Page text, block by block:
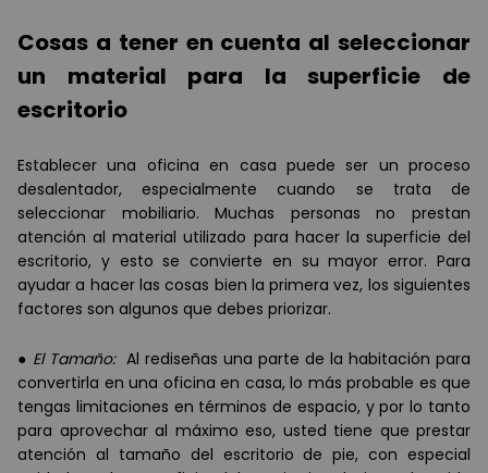
Cosas a tener en cuenta al seleccionar
un material para la superficie de
escritorio
Establecer una oficina en casa puede ser un proceso
desalentador, especialmente cuando se trata de
seleccionar mobiliario. Muchas personas no prestan
atención al material utilizado para hacer la superficie del
escritorio, y esto se convierte en su mayor error. Para
ayudar a hacer las cosas bien la primera vez, los siguientes
factores son algunos que debes priorizar.
● El Tamaño: Al rediseñas una parte de la habitación para
convertirla en una oficina en casa, lo más probable es que
tengas limitaciones en términos de espacio, y por lo tanto
para aprovechar al máximo eso, usted tiene que prestar
atención al tamaño del escritorio de pie, con especial